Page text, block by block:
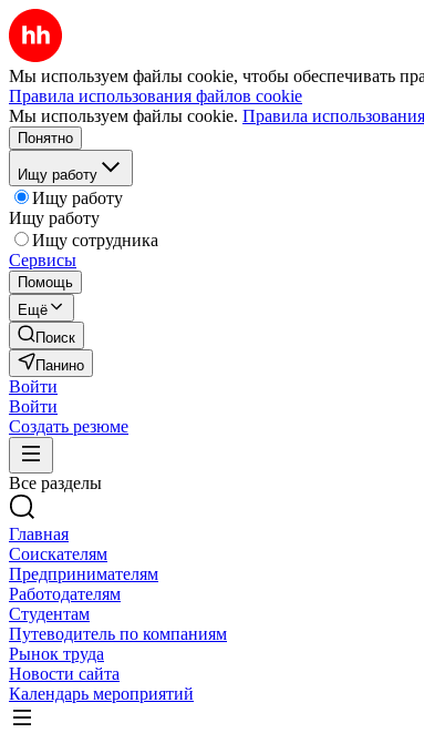
Мы используем файлы cookie, чтобы обеспечивать
Правила использования файлов cookie
Мы используем файлы cookie. Правила
Понятно
Ищу работу
Ищу работу
Ищу работу
Ищу сотрудника
Сервисы
Помощь
Ещё
Поиск
Панино
Войти
Войти
Создать резюме
Все разделы
Главная
Соискателям
Предпринимателям
Работодателям
Студентам
Путеводитель по компаниям
Рынок труда
Новости сайта
Календарь мероприятий